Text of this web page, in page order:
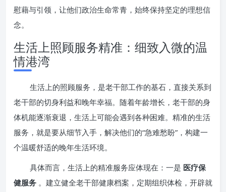
慰藉与引领，让他们政治生命常青，始终保持坚定的理想信
念。
生活上照顾服务精准：细致入微的温
情港湾
生活上的照顾服务，是老干部工作的基石，直接关系到
老干部的切身利益和晚年幸福。随着年龄增长，老干部的身
体机能逐渐衰退，生活上可能会遇到各种困难。精准的生活
服务，就是要从细节入手，解决他们的“急难愁盼”，构建一
个温暖舒适的晚年生活环境。
具体而言，生活上的精准服务应体现在：一是 医疗保
健服务 。建立健全老干部健康档案，定期组织体检，开辟就